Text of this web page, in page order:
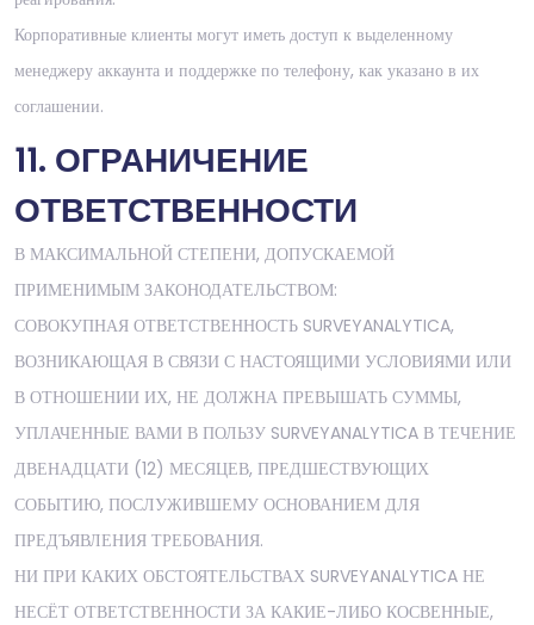
Корпоративные клиенты могут иметь доступ к выделенному
менеджеру аккаунта и поддержке по телефону, как указано в их
соглашении.
11. ОГРАНИЧЕНИЕ
ОТВЕТСТВЕННОСТИ
В МАКСИМАЛЬНОЙ СТЕПЕНИ, ДОПУСКАЕМОЙ
ПРИМЕНИМЫМ ЗАКОНОДАТЕЛЬСТВОМ:
СОВОКУПНАЯ ОТВЕТСТВЕННОСТЬ SURVEYANALYTICA,
ВОЗНИКАЮЩАЯ В СВЯЗИ С НАСТОЯЩИМИ УСЛОВИЯМИ ИЛИ
В ОТНОШЕНИИ ИХ, НЕ ДОЛЖНА ПРЕВЫШАТЬ СУММЫ,
УПЛАЧЕННЫЕ ВАМИ В ПОЛЬЗУ SURVEYANALYTICA В ТЕЧЕНИЕ
ДВЕНАДЦАТИ (12) МЕСЯЦЕВ, ПРЕДШЕСТВУЮЩИХ
СОБЫТИЮ, ПОСЛУЖИВШЕМУ ОСНОВАНИЕМ ДЛЯ
ПРЕДЪЯВЛЕНИЯ ТРЕБОВАНИЯ.
НИ ПРИ КАКИХ ОБСТОЯТЕЛЬСТВАХ SURVEYANALYTICA НЕ
НЕСЁТ ОТВЕТСТВЕННОСТИ ЗА КАКИЕ-ЛИБО КОСВЕННЫЕ,